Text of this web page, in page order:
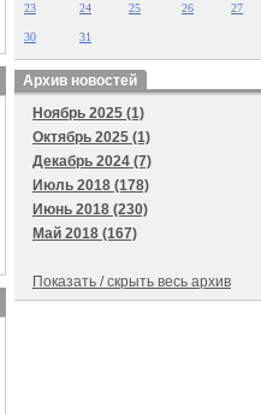
23 24 25 26 27
30 31
Архив новостей
Ноябрь 2025 (1)
Октябрь 2025 (1)
Декабрь 2024 (7)
Июль 2018 (178)
Июнь 2018 (230)
Май 2018 (167)
Показать / скрыть весь архив